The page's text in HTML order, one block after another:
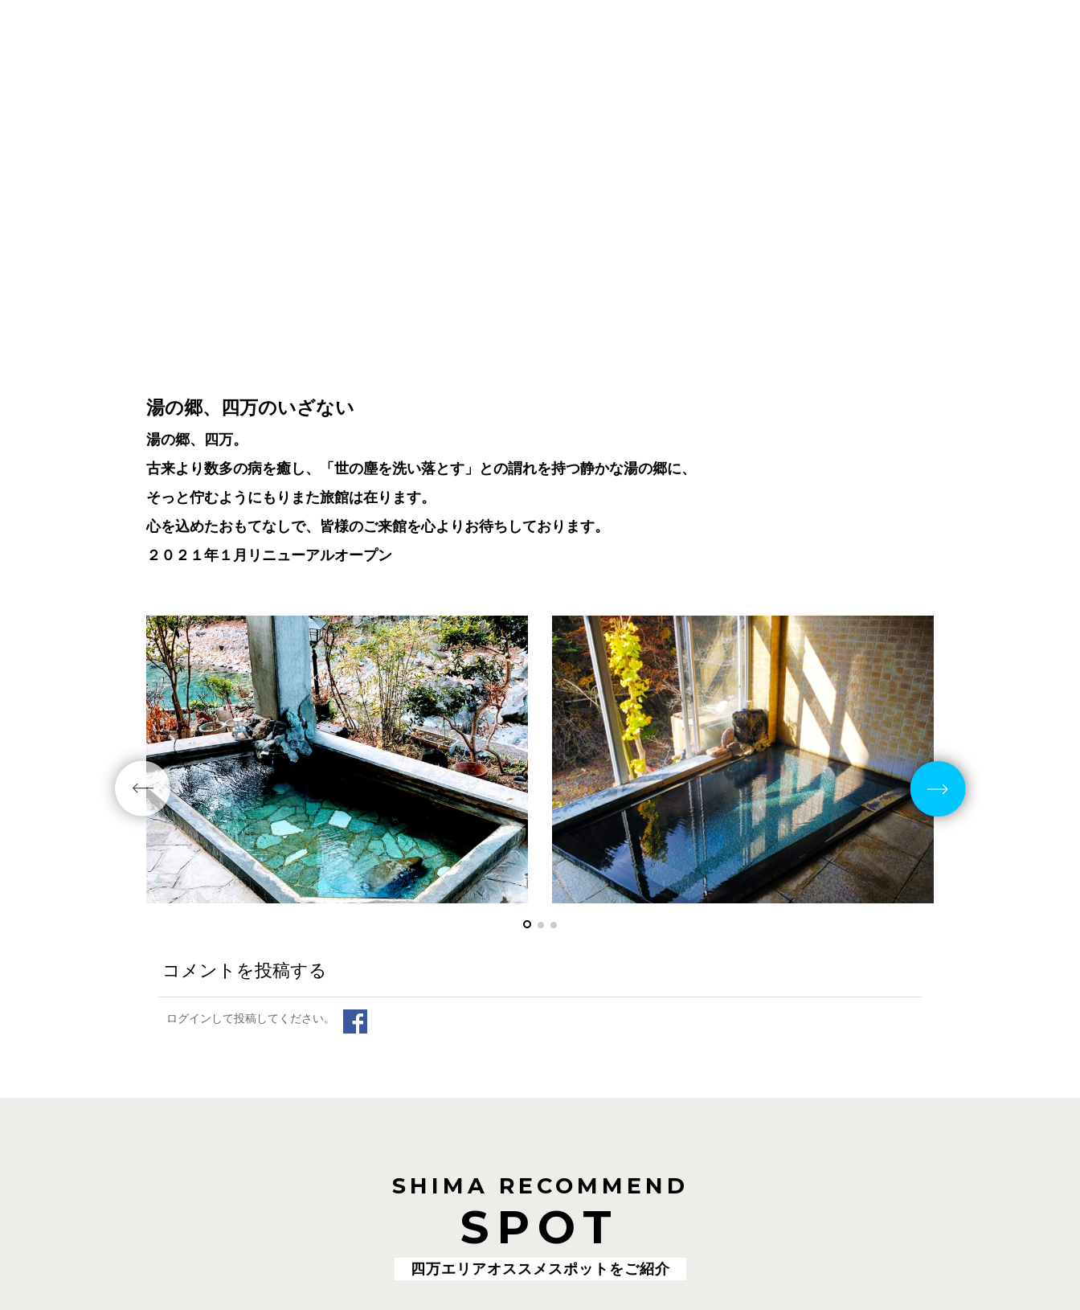
湯の郷、四万のいざない
湯の郷、四万。
古来より数多の病を癒し、「世の塵を洗い落とす」との謂れを持つ静かな湯の郷に、
そっと佇むようにもりまた旅館は在ります。
心を込めたおもてなしで、皆様のご来館を心よりお待ちしております。
２０２１年１月リニューアルオープン
コメントを投稿する
ログインして投稿してください。
SHIMA RECOMMEND
SPOT
四万エリアオススメスポットをご紹介